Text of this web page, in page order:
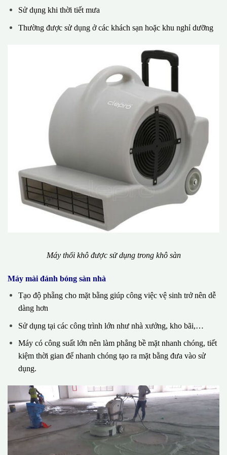
Sử dụng khi thời tiết mưa
Thường được sử dụng ở các khách sạn hoặc khu nghỉ dưỡng
Máy thổi khô được sử dụng trong khô sàn
Máy mài đánh bóng sàn nhà
Tạo độ phẵng cho mặt bằng giúp công việc vệ sinh trở nên dễ
dàng hơn
Sử dụng tại các công trình lớn như nhà xưởng, kho bãi,…
Máy có công suất lớn nên làm phẳng bề mặt nhanh chóng, tiết
kiệm thời gian để nhanh chóng tạo ra mặt bằng đưa vào sử
dụng.